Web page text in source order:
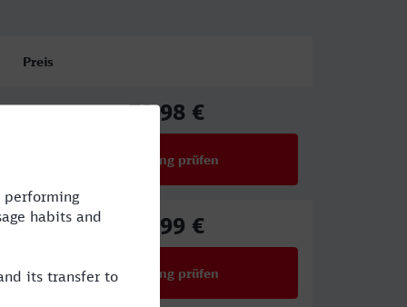
Preis
72,98 €
Verbindung prüfen
61,99 €
Verbindung prüfen